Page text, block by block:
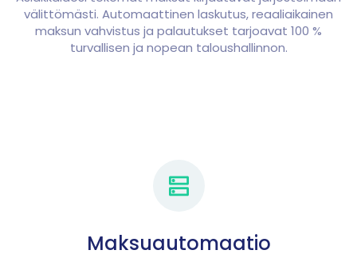
välittömästi. Automaattinen laskutus, reaaliaikainen
maksun vahvistus ja palautukset tarjoavat 100 %
turvallisen ja nopean taloushallinnon.
Maksuautomaatio